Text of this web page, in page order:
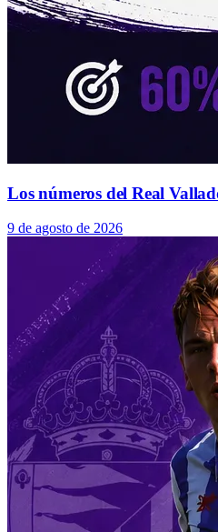
Los números del Real
9 de agosto de 2026